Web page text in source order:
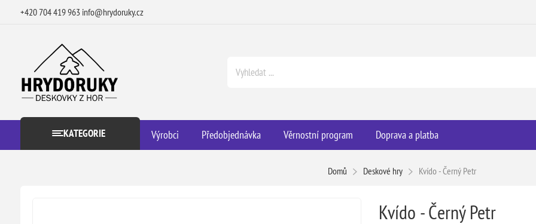
+420 704 419 963 info@hrydoruky.cz
KATEGORIE Výrobci Předobjednávka Věrnostní program Doprava a platba
Domů Deskové hry Kvído - Černý Petr
Kvído - Černý Petr